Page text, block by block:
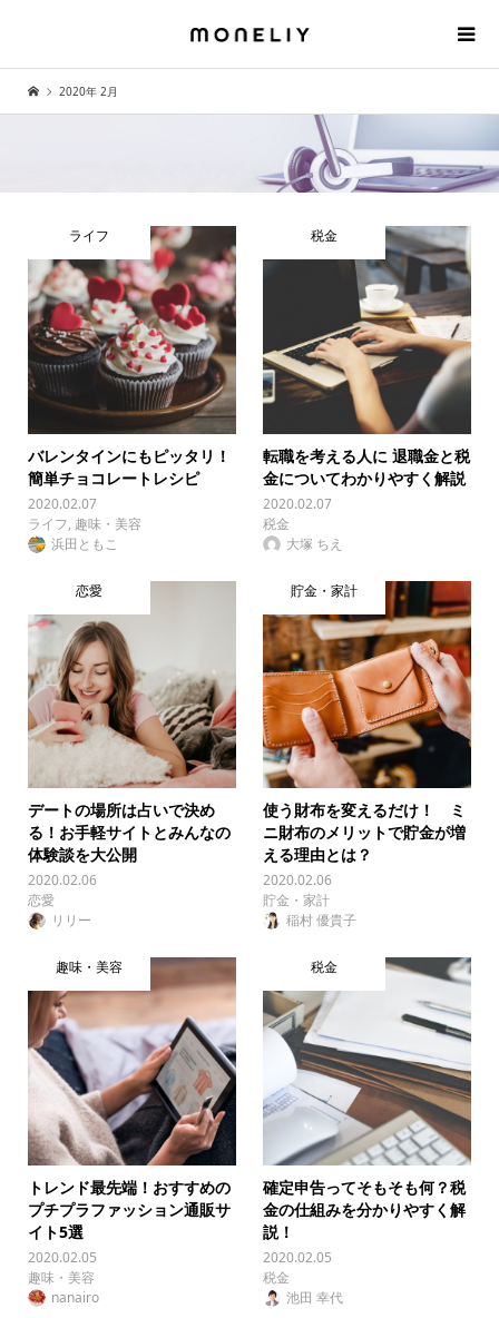
2020年 2月
ライフ
バレンタインにもピッタリ！
簡単チョコレートレシピ
2020.02.07
ライフ, 趣味・美容
浜田ともこ
税金
転職を考える人に 退職金と税
金についてわかりやすく解説
2020.02.07
税金
大塚 ちえ
恋愛
デートの場所は占いで決め
る！お手軽サイトとみんなの
体験談を大公開
2020.02.06
恋愛
リリー
貯金・家計
使う財布を変えるだけ！ ミ
ニ財布のメリットで貯金が増
える理由とは？
2020.02.06
貯金・家計
稲村 優貴子
趣味・美容
トレンド最先端！おすすめの
プチプラファッション通販サ
イト5選
2020.02.05
趣味・美容
nanairo
税金
確定申告ってそもそも何？税
金の仕組みを分かりやすく解
説！
2020.02.05
税金
池田 幸代